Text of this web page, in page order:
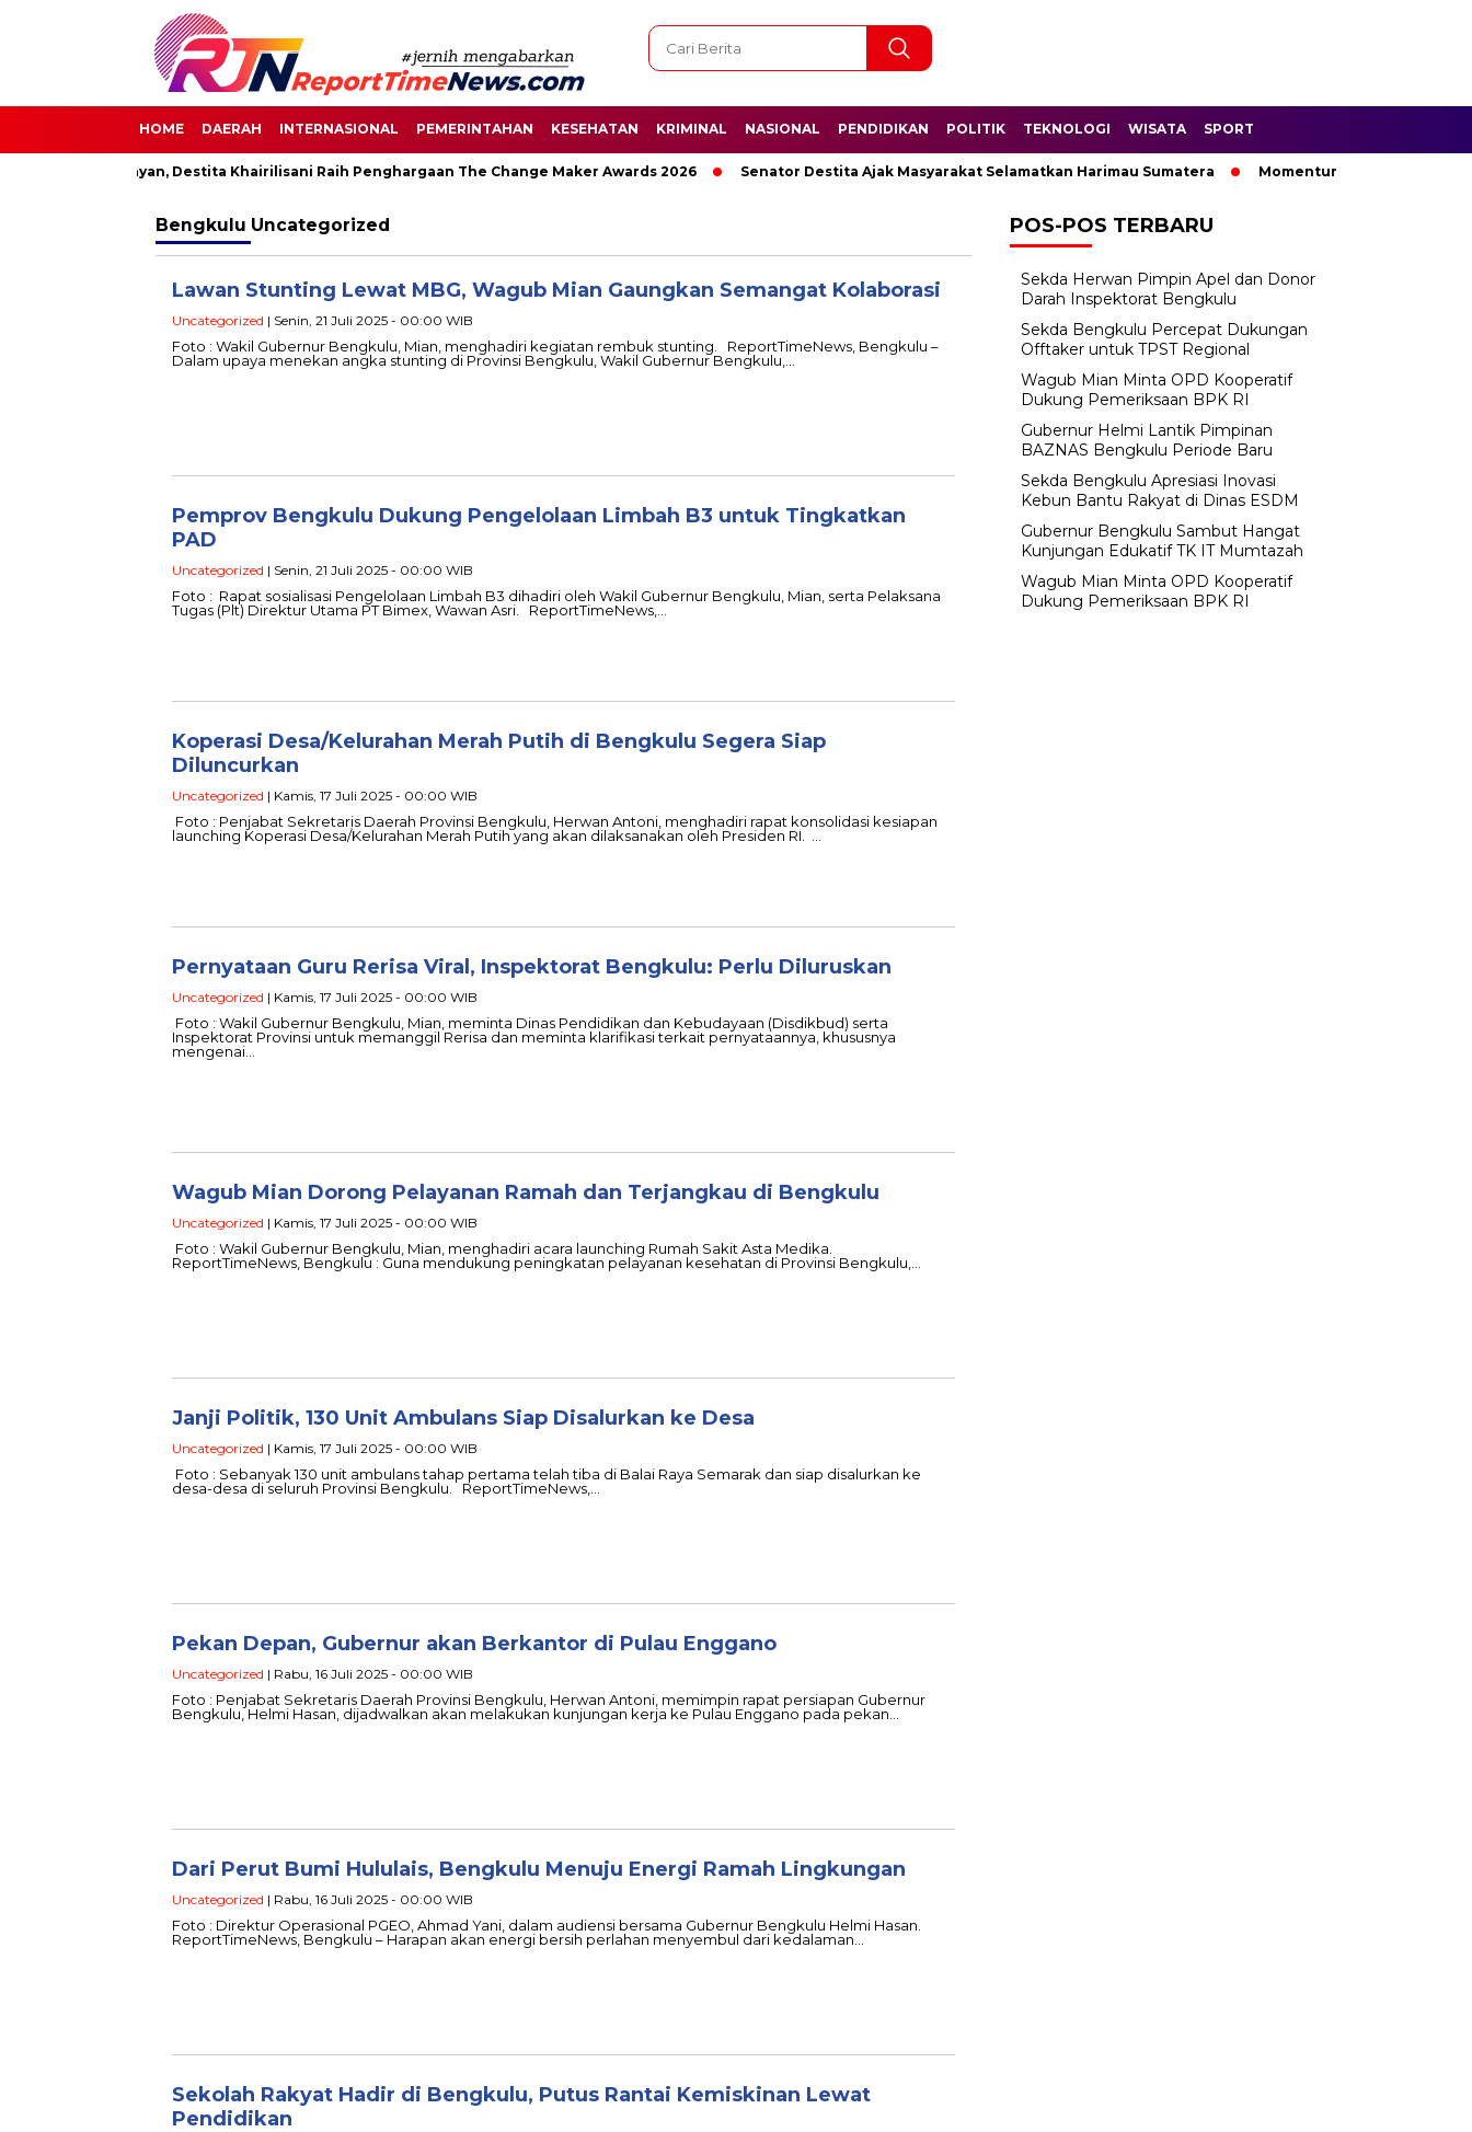
HOME DAERAH INTERNASIONAL PEMERINTAHAN KESEHATAN KRIMINAL NASIONAL PENDIDIKAN POLITIK TEKNOLOGI WISATA SPORT
di Senayan, Destita Khairilisani Raih Penghargaan The Change Maker Awards 2026 Senator Destita Ajak Masyarakat Selamatkan Harimau Sumatera Momentum ‘Bantu Rakyat’:
Bengkulu Uncategorized
Lawan Stunting Lewat MBG, Wagub Mian Gaungkan Semangat Kolaborasi
Uncategorized | Senin, 21 Juli 2025 - 00:00 WIB
Foto : Wakil Gubernur Bengkulu, Mian, menghadiri kegiatan rembuk stunting. ReportTimeNews, Bengkulu –
Dalam upaya menekan angka stunting di Provinsi Bengkulu, Wakil Gubernur Bengkulu,…
Pemprov Bengkulu Dukung Pengelolaan Limbah B3 untuk Tingkatkan
PAD
Uncategorized | Senin, 21 Juli 2025 - 00:00 WIB
Foto : Rapat sosialisasi Pengelolaan Limbah B3 dihadiri oleh Wakil Gubernur Bengkulu, Mian, serta Pelaksana
Tugas (Plt) Direktur Utama PT Bimex, Wawan Asri. ReportTimeNews,…
Koperasi Desa/Kelurahan Merah Putih di Bengkulu Segera Siap
Diluncurkan
Uncategorized | Kamis, 17 Juli 2025 - 00:00 WIB
Foto : Penjabat Sekretaris Daerah Provinsi Bengkulu, Herwan Antoni, menghadiri rapat konsolidasi kesiapan
launching Koperasi Desa/Kelurahan Merah Putih yang akan dilaksanakan oleh Presiden RI. …
Pernyataan Guru Rerisa Viral, Inspektorat Bengkulu: Perlu Diluruskan
Uncategorized | Kamis, 17 Juli 2025 - 00:00 WIB
Foto : Wakil Gubernur Bengkulu, Mian, meminta Dinas Pendidikan dan Kebudayaan (Disdikbud) serta
Inspektorat Provinsi untuk memanggil Rerisa dan meminta klarifikasi terkait pernyataannya, khususnya
mengenai…
Wagub Mian Dorong Pelayanan Ramah dan Terjangkau di Bengkulu
Uncategorized | Kamis, 17 Juli 2025 - 00:00 WIB
Foto : Wakil Gubernur Bengkulu, Mian, menghadiri acara launching Rumah Sakit Asta Medika.
ReportTimeNews, Bengkulu : Guna mendukung peningkatan pelayanan kesehatan di Provinsi Bengkulu,…
Janji Politik, 130 Unit Ambulans Siap Disalurkan ke Desa
Uncategorized | Kamis, 17 Juli 2025 - 00:00 WIB
Foto : Sebanyak 130 unit ambulans tahap pertama telah tiba di Balai Raya Semarak dan siap disalurkan ke
desa-desa di seluruh Provinsi Bengkulu. ReportTimeNews,…
Pekan Depan, Gubernur akan Berkantor di Pulau Enggano
Uncategorized | Rabu, 16 Juli 2025 - 00:00 WIB
Foto : Penjabat Sekretaris Daerah Provinsi Bengkulu, Herwan Antoni, memimpin rapat persiapan Gubernur
Bengkulu, Helmi Hasan, dijadwalkan akan melakukan kunjungan kerja ke Pulau Enggano pada pekan…
Dari Perut Bumi Hululais, Bengkulu Menuju Energi Ramah Lingkungan
Uncategorized | Rabu, 16 Juli 2025 - 00:00 WIB
Foto : Direktur Operasional PGEO, Ahmad Yani, dalam audiensi bersama Gubernur Bengkulu Helmi Hasan.
ReportTimeNews, Bengkulu – Harapan akan energi bersih perlahan menyembul dari kedalaman…
Sekolah Rakyat Hadir di Bengkulu, Putus Rantai Kemiskinan Lewat
Pendidikan
POS-POS TERBARU
Sekda Herwan Pimpin Apel dan Donor
Darah Inspektorat Bengkulu
Sekda Bengkulu Percepat Dukungan
Offtaker untuk TPST Regional
Wagub Mian Minta OPD Kooperatif
Dukung Pemeriksaan BPK RI
Gubernur Helmi Lantik Pimpinan
BAZNAS Bengkulu Periode Baru
Sekda Bengkulu Apresiasi Inovasi
Kebun Bantu Rakyat di Dinas ESDM
Gubernur Bengkulu Sambut Hangat
Kunjungan Edukatif TK IT Mumtazah
Wagub Mian Minta OPD Kooperatif
Dukung Pemeriksaan BPK RI